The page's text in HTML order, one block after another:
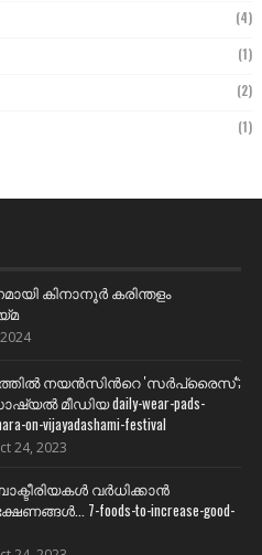
(4)
(1)
(2)
(1)
കിനാനൂർ കരിന്തളം
നയന്‍സിന്‍റെ 'സര്‍പ്രൈസ്';
മീഡിയ daily-wear-pads-
on-vijayadashami-festival
24, 2023
വര്‍ധിക്കാന്‍
7-foods-to-increase-good-